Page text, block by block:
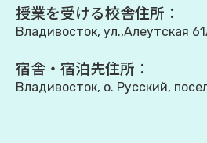
授業を受ける校舎住所：
Владивосток, ул.,Алеутская
宿舎・宿泊先住所：
Владивосток, о. Русский,